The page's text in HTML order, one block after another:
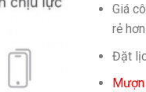
Giá
rẻ
Đặt